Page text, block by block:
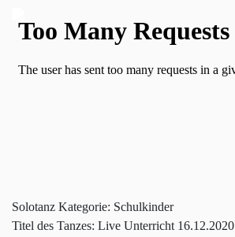
Solotanz Kategorie: Schulkinder
Titel des Tanzes: Live Unterricht 16.12.2020